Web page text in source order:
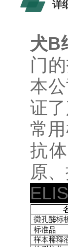
详
犬B
门
本
证
常
抗
原